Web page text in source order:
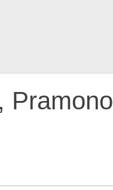
Pramono